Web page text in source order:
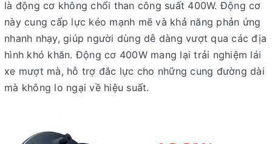
là động cơ không chổi than công suất 400W. Động cơ
này cung cấp lực kéo mạnh mẽ và khả năng phản ứng
nhanh nhạy, giúp người dùng dễ dàng vượt qua các địa
hình khó khăn. Động cơ 400W mang lại trải nghiệm lái
xe mượt mà, hỗ trợ đắc lực cho những cung đường dài
mà không lo ngại về hiệu suất.